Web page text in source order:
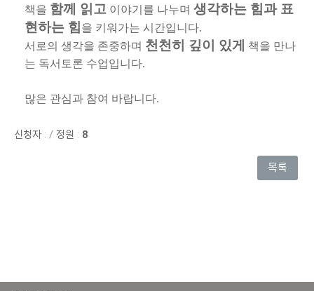
책을 함께 읽고 이야기를 나누며 생각하는 힘과 표
현하는 힘을 키워가는 시간입니다.
서로의 생각을 존중하며 천천히 깊이 있게 책을 만나
는 독서토론 수업입니다.
많은 관심과 참여 바랍니다.
신청자 : / 정원 : 8
목록